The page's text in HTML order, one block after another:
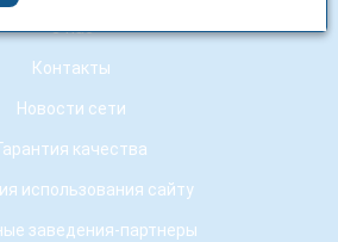
О нас
Контакты
Новости сети
качества
использования сайту
заведения-партнеры